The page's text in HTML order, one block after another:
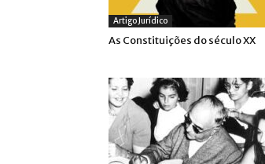
Artigo Jurídico
As Constituições do século XX